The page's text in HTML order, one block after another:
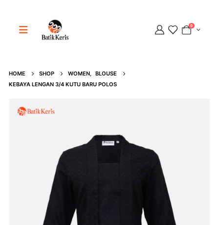
0
HOME SHOP WOMEN, BLOUSE
KEBAYA LENGAN 3/4 KUTU BARU POLOS
Adipati
Online